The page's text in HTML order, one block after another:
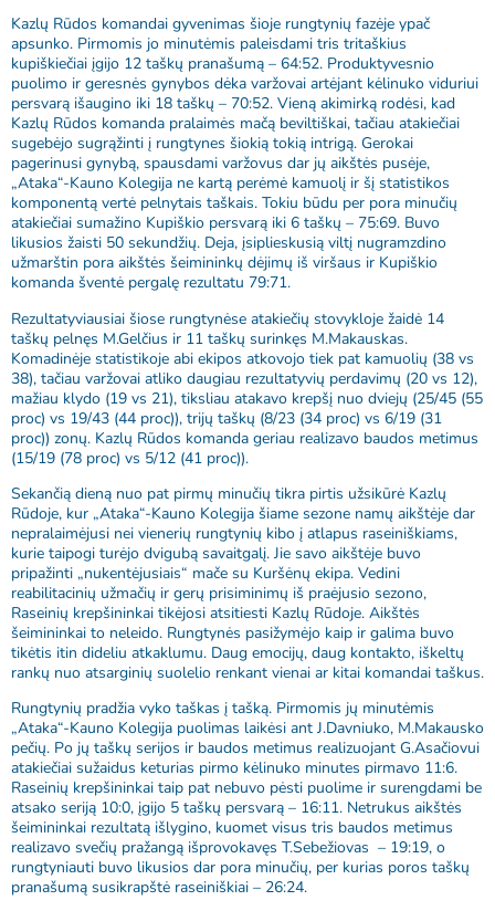
Kazlų Rūdos komandai gyvenimas šioje rungtynių fazėje ypač
apsunko. Pirmomis jo minutėmis paleisdami tris tritaškius
kupiškiečiai įgijo 12 taškų pranašumą – 64:52. Produktyvesnio
puolimo ir geresnės gynybos dėka varžovai artėjant kėlinuko viduriui
persvarą išaugino iki 18 taškų – 70:52. Vieną akimirką rodėsi, kad
Kazlų Rūdos komanda pralaimės mačą beviltiškai, tačiau atakiečiai
sugebėjo sugrąžinti į rungtynes šiokią tokią intrigą. Gerokai
pagerinusi gynybą, spausdami varžovus dar jų aikštės pusėje,
„Ataka“-Kauno Kolegija ne kartą perėmė kamuolį ir šį statistikos
komponentą vertė pelnytais taškais. Tokiu būdu per pora minučių
atakiečiai sumažino Kupiškio persvarą iki 6 taškų – 75:69. Buvo
likusios žaisti 50 sekundžių. Deja, įsiplieskusią viltį nugramzdino
užmarštin pora aikštės šeimininkų dėjimų iš viršaus ir Kupiškio
komanda šventė pergalę rezultatu 79:71.
Rezultatyviausiai šiose rungtynėse atakiečių stovykloje žaidė 14
taškų pelnęs M.Gelčius ir 11 taškų surinkęs M.Makauskas.
Komadinėje statistikoje abi ekipos atkovojo tiek pat kamuolių (38 vs
38), tačiau varžovai atliko daugiau rezultatyvių perdavimų (20 vs 12),
mažiau klydo (19 vs 21), tiksliau atakavo krepšį nuo dviejų (25/45 (55
proc) vs 19/43 (44 proc)), trijų taškų (8/23 (34 proc) vs 6/19 (31
proc)) zonų. Kazlų Rūdos komanda geriau realizavo baudos metimus
(15/19 (78 proc) vs 5/12 (41 proc)).
Sekančią dieną nuo pat pirmų minučių tikra pirtis užsikūrė Kazlų
Rūdoje, kur „Ataka“-Kauno Kolegija šiame sezone namų aikštėje dar
nepralaimėjusi nei vienerių rungtynių kibo į atlapus raseiniškiams,
kurie taipogi turėjo dvigubą savaitgalį. Jie savo aikštėje buvo
pripažinti „nukentėjusiais“ mače su Kuršėnų ekipa. Vedini
reabilitacinių užmačių ir gerų prisiminimų iš praėjusio sezono,
Raseinių krepšininkai tikėjosi atsitiesti Kazlų Rūdoje. Aikštės
šeimininkai to neleido. Rungtynės pasižymėjo kaip ir galima buvo
tikėtis itin dideliu atkaklumu. Daug emocijų, daug kontakto, iškeltų
rankų nuo atsarginių suolelio renkant vienai ar kitai komandai taškus.
Rungtynių pradžia vyko taškas į tašką. Pirmomis jų minutėmis
„Ataka“-Kauno Kolegija puolimas laikėsi ant J.Davniuko, M.Makausko
pečių. Po jų taškų serijos ir baudos metimus realizuojant G.Asačiovui
atakiečiai sužaidus keturias pirmo kėlinuko minutes pirmavo 11:6.
Raseinių krepšininkai taip pat nebuvo pėsti puolime ir surengdami be
atsako seriją 10:0, įgijo 5 taškų persvarą – 16:11. Netrukus aikštės
šeimininkai rezultatą išlygino, kuomet visus tris baudos metimus
realizavo svečių pražangą išprovokavęs T.Sebežiovas – 19:19, o
rungtyniauti buvo likusios dar pora minučių, per kurias poros taškų
pranašumą susikrapštė raseiniškiai – 26:24.